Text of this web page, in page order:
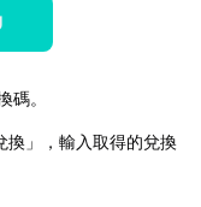
碼。
換」，輸入取得的兌換